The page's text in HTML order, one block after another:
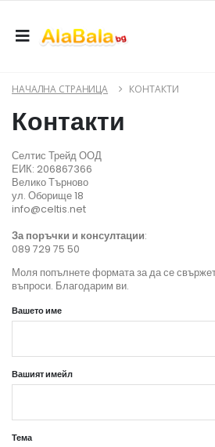
НАЧАЛНА СТРАНИЦА КОНТАКТИ
Контакти
Селтис Трейд ООД
ЕИК: 206867366
Велико Търново
ул. Оборище 18
info@celtis.net
За поръчки и консултации:
089 729 75 50
Моля попълнете формата за да се
въпроси. Благодарим ви.
Вашето име
Вашият имейл
Тема